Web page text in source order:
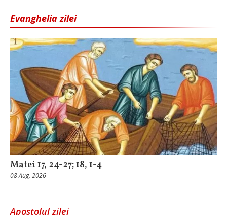
Evanghelia zilei
Matei 17, 24-27; 18, 1-4
08 Aug, 2026
Apostolul zilei